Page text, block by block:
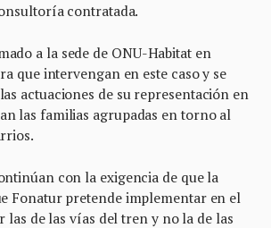
contratada.
a la sede de ONU-Habitat en
que intervengan en este caso y se
actuaciones de su representación en
las familias agrupadas en torno al
con la exigencia de que la
Fonatur pretende implementar en el
las de las vías del tren y no la de las